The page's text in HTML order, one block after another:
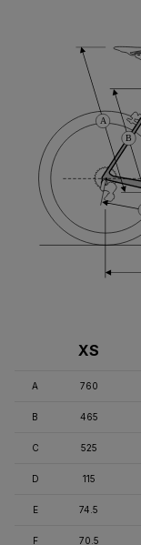
B
A
XS
A 760
B 465
C 525
D 115
E 74.5
F 70.5